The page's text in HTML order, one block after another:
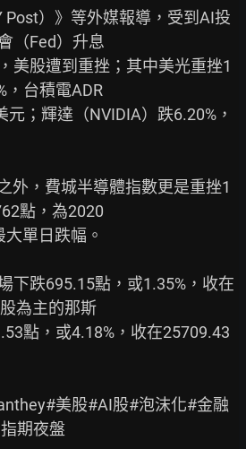
Post）》等外媒報導，受到AI投
（Fed）升息
美股遭到重挫；其中美光重挫1
，台積電ADR
；輝達（NVIDIA）跌6.20%，
外，費城半導體指數更是重挫1
點，為2020
單日跌幅。
下跌695.15點，或1.35%，收在
為主的那斯
點，或4.18%，收在25709.43
美股#AI股#泡沫化#金融
期夜盤